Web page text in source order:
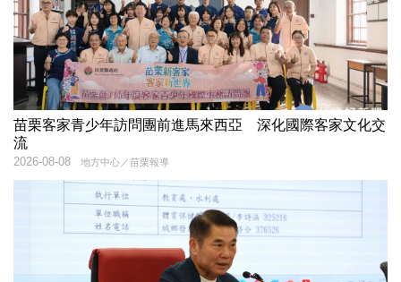
苗栗客家青少年訪問團前進馬來西亞 深化國際客家文化交
流
地方中心／苗栗報導
2026-08-08